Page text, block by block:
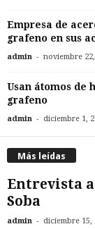
Empresa de
grafeno en sus
admin - noviembre
Usan átomos de
grafeno
admin - diciembre 1,
Más leídas
Entrevista
Soba
admin - diciembre 15,